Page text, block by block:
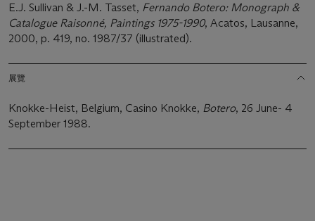
E.J. Sullivan & J.-M. Tasset, Fernando Botero: Monograph &
Catalogue Raisonné, Paintings 1975-1990, Acatos, Lausanne,
2000, p. 419, no. 1987/37 (illustrated).
展覽
Knokke-Heist, Belgium, Casino Knokke, Botero, 26 June- 4
September 1988.